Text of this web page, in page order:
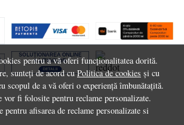
pentru a vă oferi funcționalitatea dorită.
sunteți de acord cuPolitica de cookies și cu
scopul de a vă oferi o experiență îmbunătațită.
vor fi folosite pentru reclame personalizate.
afisarea de reclame personalizate si